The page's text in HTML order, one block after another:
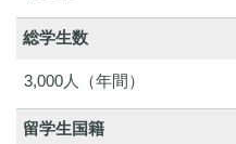
総学生数
3,000人（年間）
留学生国籍